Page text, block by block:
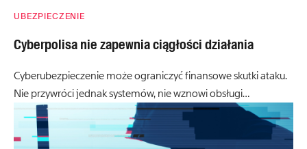
UBEZPIECZENIE
Cyberpolisa nie zapewnia ciągłości działania
Cyberubezpieczenie może ograniczyć finansowe skutki ataku.
Nie przywróci jednak systemów, nie wznowi obsługi…